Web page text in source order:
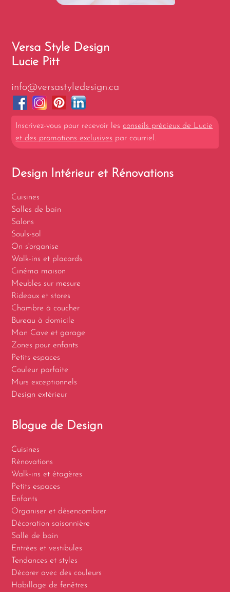
Versa Style Design
Lucie Pitt
info@versastyledesign.ca
Inscrivez-vous pour recevoir lesconseils précieux de Lucie
et des promotions exclusives par courriel.
Design Intérieur et Rénovations
Cuisines
Salles de bain
Salons
Souls-sol
On s'organise
Walk-ins et placards
Cinéma maison
Meubles sur mesure
Rideaux et stores
Chambre à coucher
Bureau à domicile
Man Cave et garage
Zones pour enfants
Petits espaces
Couleur parfaite
Murs exceptionnels
Design extérieur
Blogue de Design
Cuisines
Rénovations
Walk-ins et étagères
Petits espaces
Enfants
Organiser et désencombrer
Décoration saisonnière
Salle de bain
Entrées et vestibules
Tendances et styles
Décorer avec des couleurs
Habillage de fenêtres